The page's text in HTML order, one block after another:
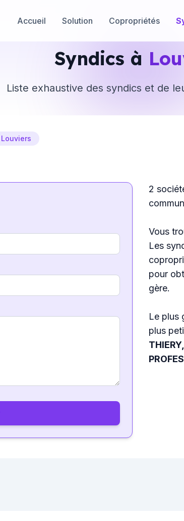
Accueil Solution Copropriétés
Syndics à
Liste exhaustive des syndics et de
Louviers
2
Vous
Les
pour
gère.
Le plus
plus